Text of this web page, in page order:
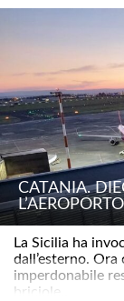
CATANIA.
La Sicilia ha
dall’esterno.
imperdonabile
briciole..